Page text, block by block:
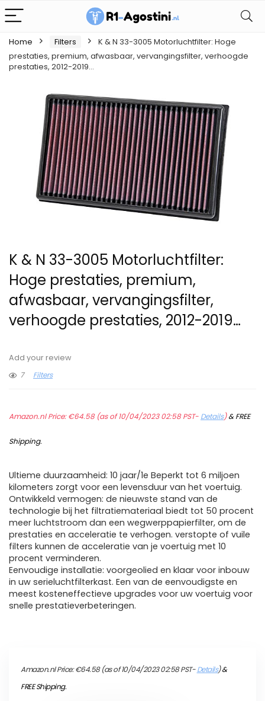
Home Filters
K & N 33-3005 Motorluchtfilter: Hoge
prestaties, premium, afwasbaar, vervangingsfilter, verhoogde
prestaties, 2012-2019…
K & N 33-3005 Motorluchtfilter:
Hoge prestaties, premium,
afwasbaar, vervangingsfilter,
verhoogde prestaties, 2012-2019…
Add your review
7
Filters
Amazon.nl Price:€64.58(as of 10/04/2023 02:58 PST- Details)&FREE
Shipping.
Ultieme duurzaamheid: 10 jaar/1e Beperkt tot 6 miljoen
kilometers zorgt voor een levensduur van het voertuig.
Ontwikkeld vermogen: de nieuwste stand van de
technologie bij het filtratiemateriaal biedt tot 50 procent
meer luchtstroom dan een wegwerppapierfilter, om de
prestaties en acceleratie te verhogen. verstopte of vuile
filters kunnen de acceleratie van je voertuig met 10
procent verminderen.
Eenvoudige installatie: voorgeolied en klaar voor inbouw
in uw serieluchtfilterkast. Een van de eenvoudigste en
meest kosteneffectieve upgrades voor uw voertuig voor
snelle prestatieverbeteringen.
Amazon.nl Price:€64.58(as of 10/04/2023 02:58 PST-Details)&
FREE Shipping.